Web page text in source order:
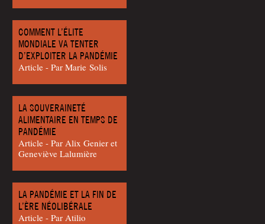
COMMENT L’ÉLITE
MONDIALE VA TENTER
D’EXPLOITER LA PANDÉMIE
Article - Par Marie Solis
LA SOUVERAINETÉ
ALIMENTAIRE EN TEMPS DE
PANDÉMIE
Article - Par Alix Genier et
Gene­viève Lalumière
LA PANDÉMIE ET LA FIN DE
L’ÈRE NÉOLIBÉRALE
Article - Par Ati­lio